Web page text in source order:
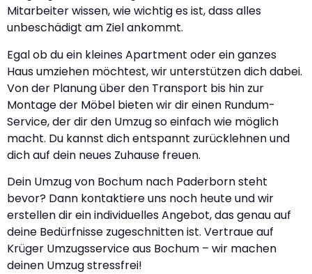
Mitarbeiter wissen, wie wichtig es ist, dass alles
unbeschädigt am Ziel ankommt.
Egal ob du ein kleines Apartment oder ein ganzes
Haus umziehen möchtest, wir unterstützen dich dabei.
Von der Planung über den Transport bis hin zur
Montage der Möbel bieten wir dir einen Rundum-
Service, der dir den Umzug so einfach wie möglich
macht. Du kannst dich entspannt zurücklehnen und
dich auf dein neues Zuhause freuen.
Dein Umzug von Bochum nach Paderborn steht
bevor? Dann kontaktiere uns noch heute und wir
erstellen dir ein individuelles Angebot, das genau auf
deine Bedürfnisse zugeschnitten ist. Vertraue auf
Krüger Umzugsservice aus Bochum – wir machen
deinen Umzug stressfrei!